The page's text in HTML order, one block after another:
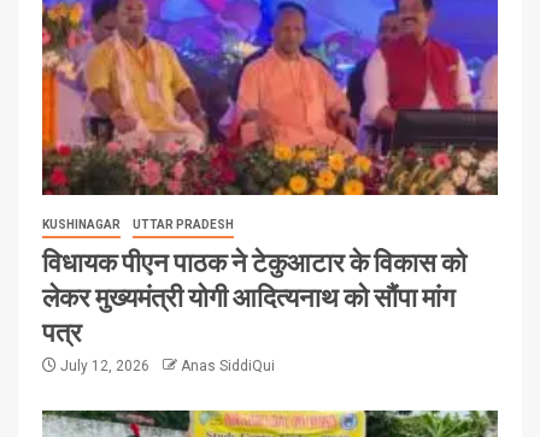
KUSHINAGAR UTTAR PRADESH
विधायक पीएन पाठक ने टेकुआटार के विकास को
लेकर मुख्यमंत्री योगी आदित्यनाथ को सौंपा मांग
पत्र
July 12, 2026 Anas SiddiQui